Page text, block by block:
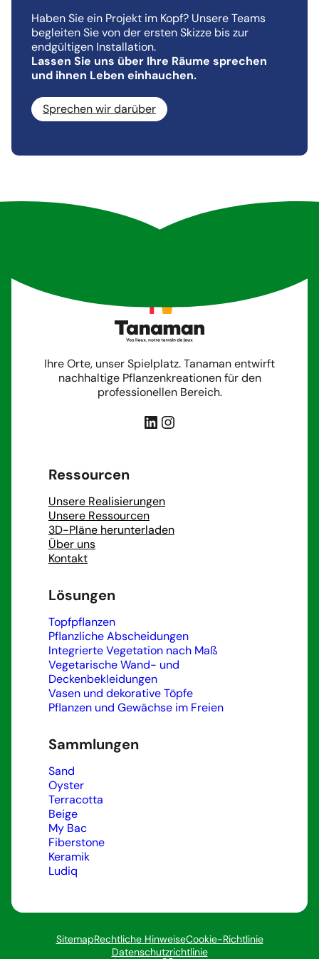
Haben Sie ein Projekt im Kopf? Unsere Teams
begleiten Sie von der ersten Skizze bis zur
endgültigen Installation.
Lassen Sie uns über Ihre Räume sprechen
und ihnen Leben einhauchen.
Sprechen wir darüber
Ihre Orte, unser Spielplatz. Tanaman entwirft
nachhaltige Pflanzenkreationen für den
professionellen Bereich.
LinkedIn
Instagram
Ressourcen
Unsere Realisierungen
Unsere Ressourcen
3D-Pläne herunterladen
Über uns
Kontakt
Lösungen
Topfpflanzen
Pflanzliche Abscheidungen
Integrierte Vegetation nach Maß
Vegetarische Wand- und
Deckenbekleidungen
Vasen und dekorative Töpfe
Pflanzen und Gewächse im Freien
Sammlungen
Sand
Oyster
Terracotta
Beige
My Bac
Fiberstone
Keramik
Ludiq
SitemapRechtliche HinweiseCookie-Richtlinie
Datenschutzrichtlinie